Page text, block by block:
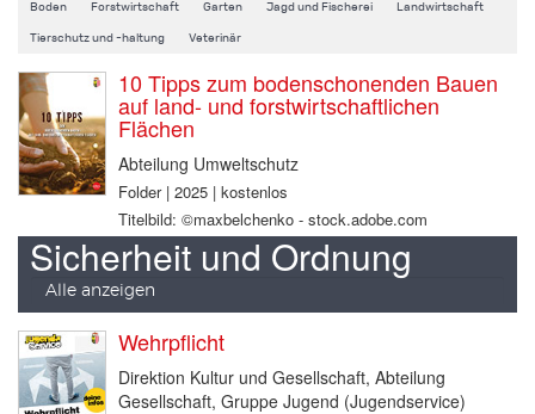
Boden Forstwirtschaft Garten Jagd und Fischerei Landwirtschaft
Tierschutz und -haltung Veterinär
10 Tipps zum bodenschonenden Bauen
auf land- und forstwirtschaftlichen
Flächen
Abteilung Umweltschutz
Folder | 2025 | kostenlos
Titelbild: ©maxbelchenko - stock.adobe.com
Sicherheit und Ordnung
Alle anzeigen
Wehrpflicht
Direktion Kultur und Gesellschaft, Abteilung
Gesellschaft, Gruppe Jugend (Jugendservice)